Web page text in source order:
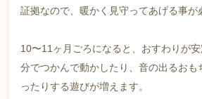
証拠なので、暖かく見守ってあげる事が
10〜11ヶ月ごろになると、おすわりが
分でつかんで動かしたり、音の出るおも
ったりする遊びが増えます。